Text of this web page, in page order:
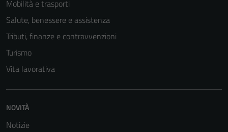
Mobilità e trasporti
Salute, benessere e assistenza
Tributi, finanze e contravvenzioni
Turismo
Vita lavorativa
NOVITÀ
Notizie